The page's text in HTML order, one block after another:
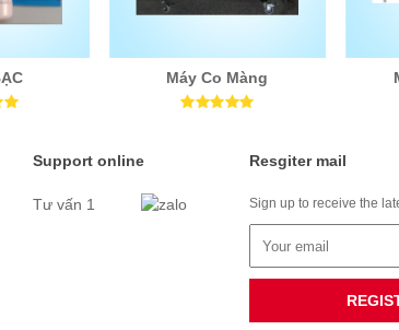
Máy Co Màng
Support online
Tư vấn 1
Resgiter mail
Sign up to receive the